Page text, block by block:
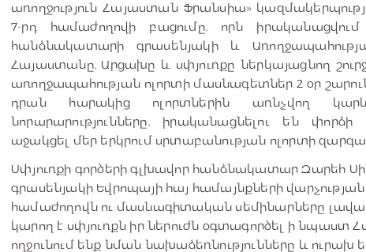
առողջություն Հայաստան Ֆրանսիա»
7-րդ համաժողովի բացումը, որն
հանձնակատարի գրասենյակի և
Հայաստանը, Արցախը և սփյուռքը ներկայացնող
առողջապահության ոլորտի մասնագետներ 2 օր
դրան հարակից ոլորտներին առնչվող
նորարարությունները, իրականացնելու են
աջակցել մեր երկրում սրտաբանության ոլորտի
Սփյուռքի գործերի գլխավոր հանձնակատար Զարեհ
գրասենյակի Եվրոպայի հայ համայնքների
համաժողովն ու մասնագիտական սեմինարները
կարող է սփյուռքն իր ներուժն օգտագործել ի
ողջունում ենք նման նախաձեռնությունները և